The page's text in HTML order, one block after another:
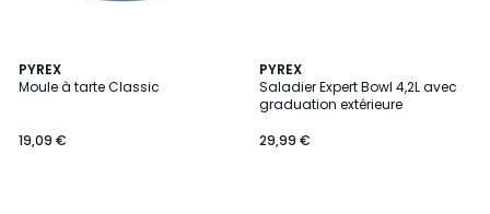
PYREX
Moule à tarte Classic
19,09 €
PYREX
Saladier Expert Bowl 4,2L avec
graduation extérieure
29,99 €
5
/
5